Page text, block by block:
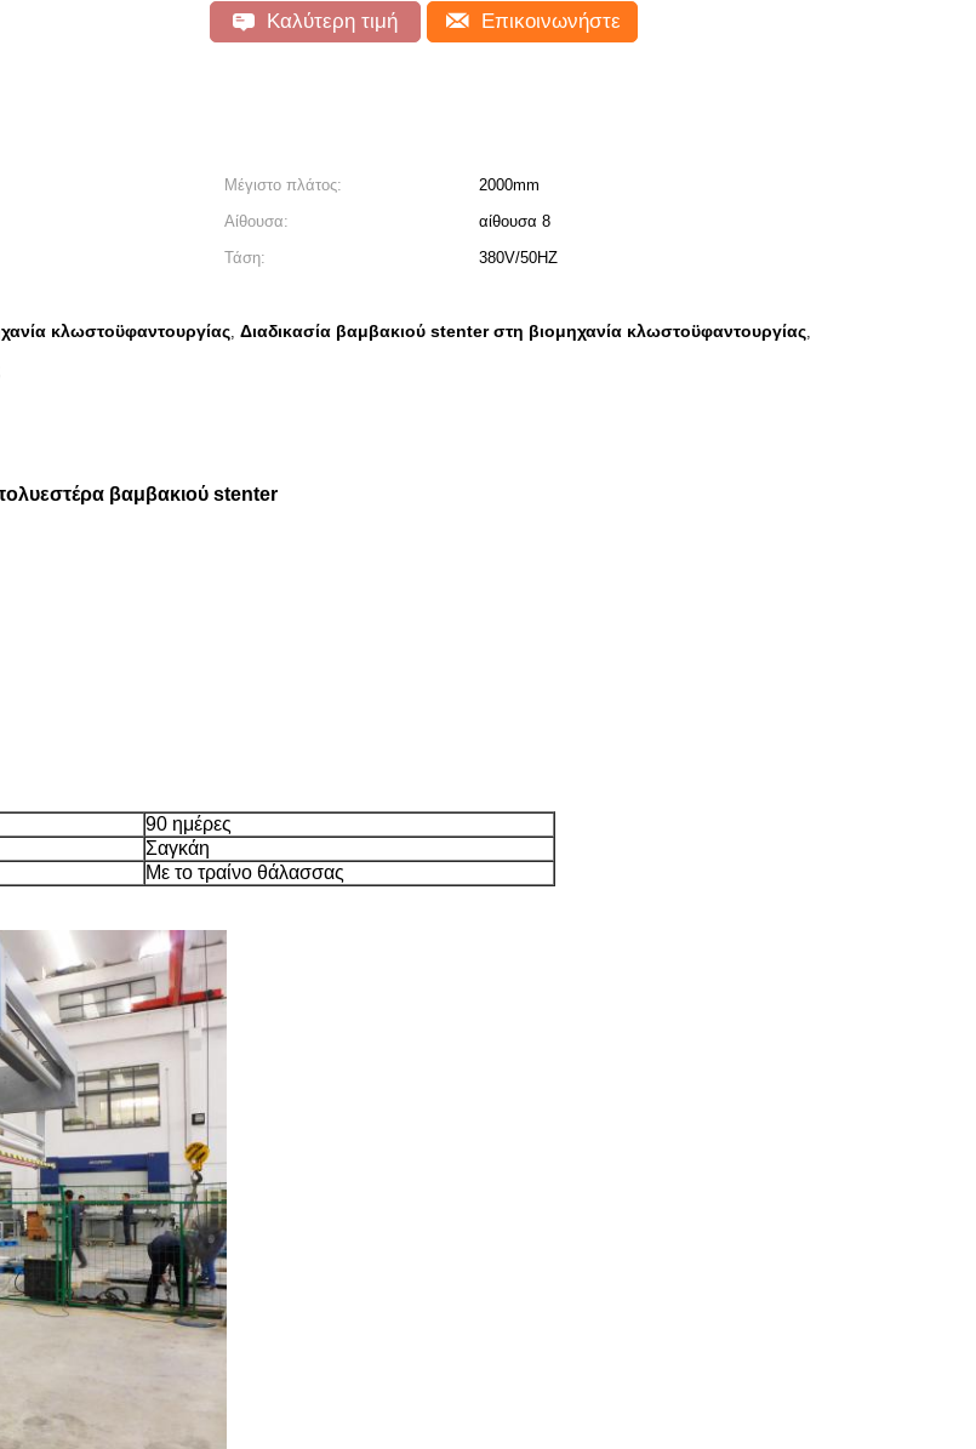
Καλύτερη τιμή Επικοινωνήστε
Μέγιστο πλάτος:
2000mm
Αίθουσα:
αίθουσα 8
Τάση:
380V/50HZ
κλωστοϋφαντουργίας, Διαδικασία βαμβακιού stenter στη βιομηχανία κλωστοϋφαντουργίας,
βαμβακιού stenter
90 ημέρες
Σαγκάη
Με το τραίνο θάλασσας